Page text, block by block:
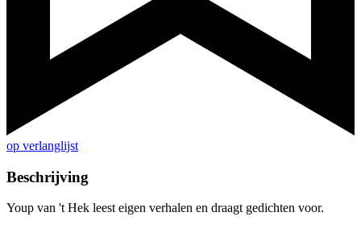
op verlanglijst
Beschrijving
Youp van 't Hek leest eigen verhalen en draagt gedichten voor.